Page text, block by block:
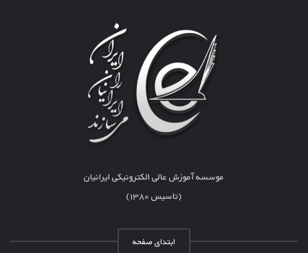
موسسه آموزش عالی الکترونیکی ایرانیان
(تاسیس ۱۳۸۰)
ابتدای صفحه